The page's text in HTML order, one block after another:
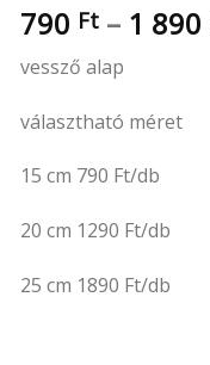
790 Ft – 1 890
vessző alap
választható méret
15 cm 790 Ft/db
20 cm 1290 Ft/db
25 cm 1890 Ft/db